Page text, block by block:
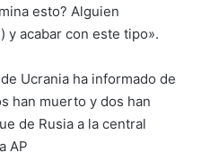
esto? Alguien
y acabar con este tipo».
Ucrania ha informado de
han muerto y dos han
de Rusia a la central
AP